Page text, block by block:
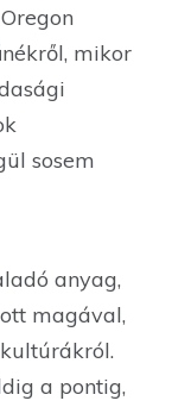
mikor
sosem
anyag,
magával,
a pontig,